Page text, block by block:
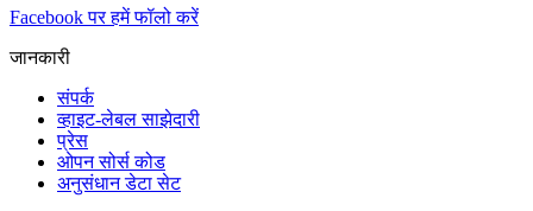
Facebook पर हमें फॉलो करें
जानकारी
संपर्क
व्हाइट-लेबल साझेदारी
प्रेस
ओपन सोर्स कोड
अनुसंधान डेटा सेट